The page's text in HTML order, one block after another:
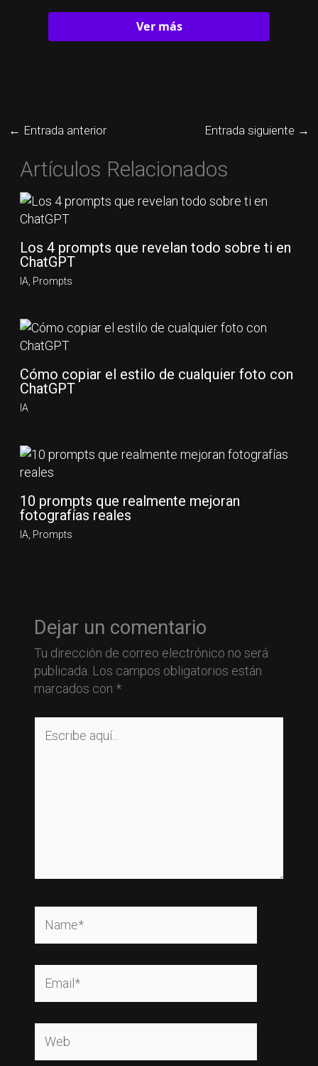
Ver más
← Entrada anterior Entrada siguiente →
Artículos Relacionados
Los 4 prompts que revelan todo sobre ti en
ChatGPT
IA Prompts
Cómo copiar el estilo de cualquier foto con
ChatGPT
IA
10 prompts que realmente mejoran
fotografías reales
IA Prompts
Dejar un comentario
Tu dirección de correo electrónico no será
publicada. Los campos obligatorios están
marcados con *
aquí...